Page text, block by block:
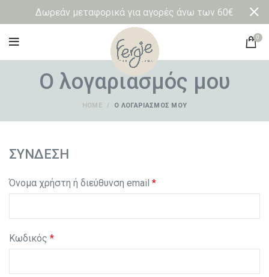
0
Ο λογαριασμός μου
HOME Ο ΛΟΓΑΡΙΑΣΜΌΣ ΜΟΥ
ΣΎΝΔΕΣΗ
Όνομα χρήστη ή διεύθυνση email *
Κωδικός *
Δωρεάν μεταφορικά για αγορές άνω των 60€